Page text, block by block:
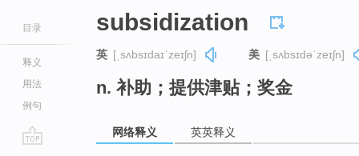
目录
释义
用法
例句
subsidization
英 [ˌsʌbsɪdaɪˈzeɪʃn] 美 [ˌsʌbsɪdəˈzeɪʃn]
n. 补助；提供津贴；奖金
网络释义 英英释义